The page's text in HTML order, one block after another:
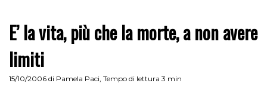
E’ la vita, più che la morte, a non avere
limiti
15/10/2006 di Pamela Paci, Tempo di lettura 3 min